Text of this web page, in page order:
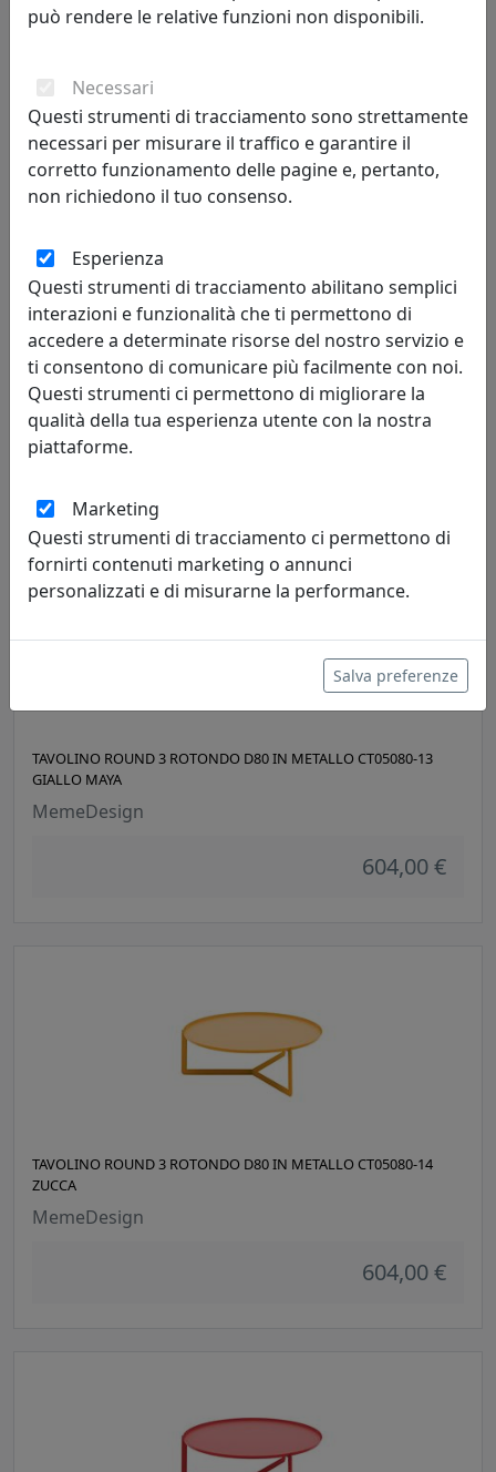
TAVOLINO ROUND 3 ROTONDO D80 IN METALLO CT05080-12
NERO
MemeDesign
TAVOLINO ROUND 3 ROTONDO D80 IN METALLO CT05080-13
GIALLO MAYA
MemeDesign
604,00 €
TAVOLINO ROUND 3 ROTONDO D80 IN METALLO CT05080-14
ZUCCA
MemeDesign
604,00 €
può rendere le relative funzioni non disponibili.
Necessari
Questi strumenti di tracciamento sono strettamente
necessari per misurare il traffico e garantire il
corretto funzionamento delle pagine e, pertanto,
non richiedono il tuo consenso.
Esperienza
Questi strumenti di tracciamento abilitano semplici
interazioni e funzionalità che ti permettono di
accedere a determinate risorse del nostro servizio e
ti consentono di comunicare più facilmente con noi.
Questi strumenti ci permettono di migliorare la
qualità della tua esperienza utente con la nostra
piattaforme.
Marketing
Questi strumenti di tracciamento ci permettono di
fornirti contenuti marketing o annunci
personalizzati e di misurarne la performance.
Salva preferenze